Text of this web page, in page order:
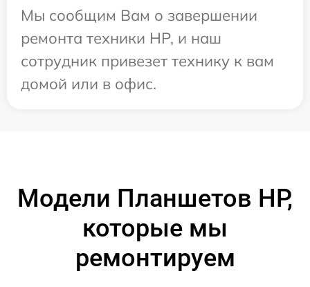
Мы сообщим Вам о завершении
ремонта техники HP, и наш
сотрудник привезет технику к вам
домой или в офис.
Модели Планшетов HP,
которые мы
ремонтируем